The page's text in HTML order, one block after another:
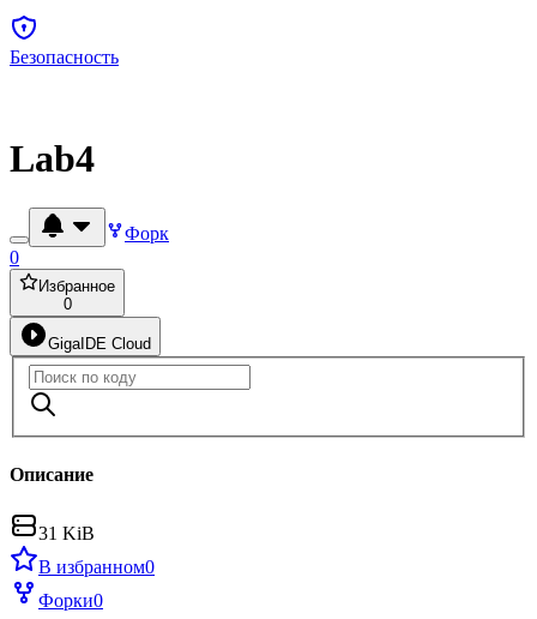
Безопасность
Lab4
Форк
0
Избранное
0
GigaIDE Cloud
Описание
31 KiB
В избранном0
Форки0